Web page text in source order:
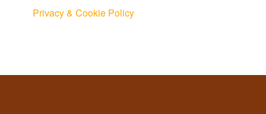
Privacy & Cookie Policy